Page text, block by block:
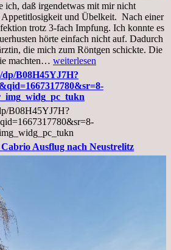
ich, daß irgendetwas mit mir nicht
Appetitlosigkeit und Übelkeit. Nach einer
trotz 3-fach Impfung. Ich konnte es
hörte einfach nicht auf. Dadurch
die mich zum Röntgen schickte. Die
machten… Mittwoch,
02.11.2022,
Arztgespräch
und
Diagnose
Lebermetastasen
weiterlesen
B08H45YJ7H?
B08H45YJ7H?
Cabrio Ausflug nach Neustrelitz